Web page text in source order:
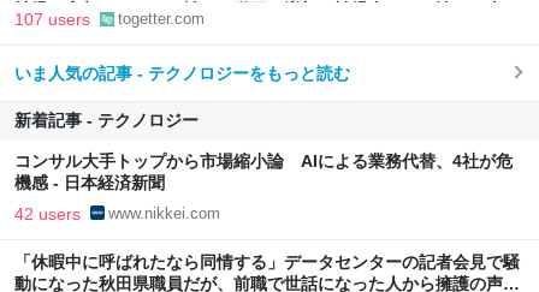
被爆の実相からはかけ離れた動画も増加、被爆者からは憤りの声も
107 users togetter.com
いま人気の記事 - テクノロジーをもっと読む
新着記事 - テクノロジー
コンサル大手トップから市場縮小論 AIによる業務代替、4社が危
機感 - 日本経済新聞
42 users www.nikkei.com
「休暇中に呼ばれたなら同情する」データセンターの記者会見で騒
動になった秋田県職員だが、前職で世話になった人から擁護の声